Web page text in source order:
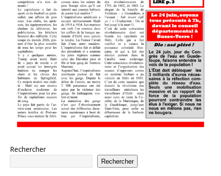
Rechercher
Rechercher